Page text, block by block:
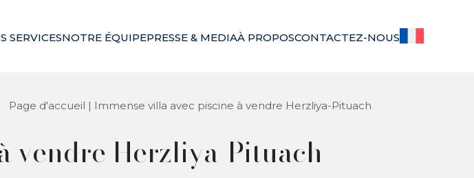
SERVICESNOTRE ÉQUIPEPRESSE & MEDIAÀ PROPOSCONTACTEZ-NOUS
Page d'accueil | Immense villa avec piscine à vendre Herzliya-Pituach
vendre Herzliya-Pituach